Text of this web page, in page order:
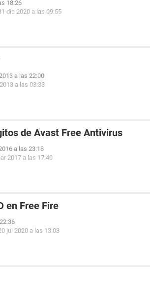
18:26
dic 2020 a las 09:55
a las 22:00
a las 03:33
de Avast Free Antivirus
a las 23:18
2017 a las 17:49
en Free Fire
jul 2020 a las 13:03